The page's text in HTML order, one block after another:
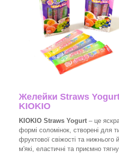
Желейки Straws
KIOKIO
KIOKIO Straws Yogurt – це
формі соломінок, створені для
фруктової свіжості та нижнього
м'які, еластичні та приємно